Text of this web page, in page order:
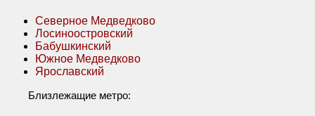
Северное Медведково
Лосиноостровский
Бабушкинский
Южное Медведково
Ярославский
Близлежащие метро: